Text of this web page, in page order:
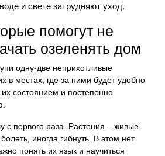
и свете затрудняют уход.
помогут не
озеленять дом
одну-две неприхотливые
в местах, где за ними будет удобно
состоянием и постепенно
с первого раза. Растения – живые
иногда гибнуть. В этом нет
понять их язык и научиться